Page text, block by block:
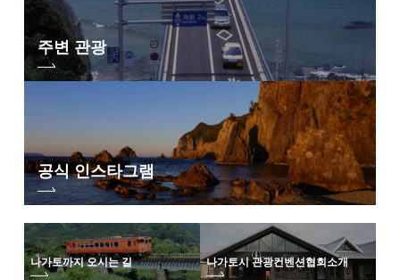
주변 관광
공식 인스타그램
나가토까지 오시는 길 나가토시 관광컨벤션협회소개